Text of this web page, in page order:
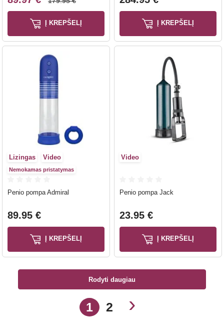
Į KREPŠELĮ Į KREPŠELĮ
Lizingas Video
Nemokamas pristatymas
Penio pompa Admiral
89.95 €
Į KREPŠELĮ
Video
Penio pompa Jack
23.95 €
Į KREPŠELĮ
Rodyti daugiau
1 2 ›